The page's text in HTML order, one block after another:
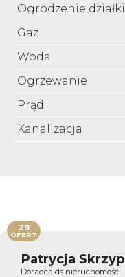
Ogrodzenie działki
Gaz
Woda
Ogrzewanie
Prąd
Kanalizacja
Patrycja Skrzyp
Doradca ds nieruchomości
29
OFERT